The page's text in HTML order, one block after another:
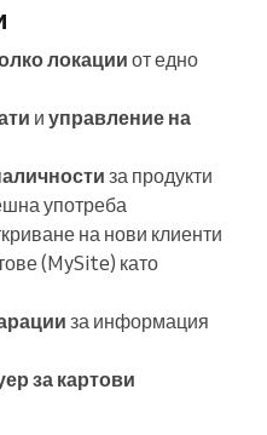
локацииот едно
и управление на
за продукти
употреба
на нови клиенти
(MySite) като
за информация
за картови